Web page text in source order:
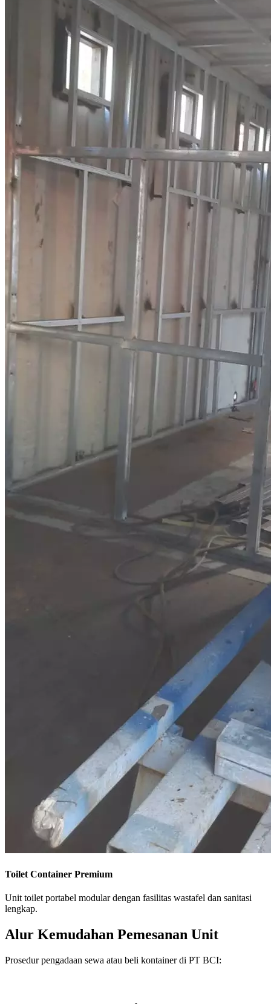
Toilet Container Premium
Unit toilet portabel modular dengan fasilitas wastafel dan sanitasi
lengkap.
Alur Kemudahan Pemesanan Unit
Prosedur pengadaan sewa atau beli kontainer di PT BCI: